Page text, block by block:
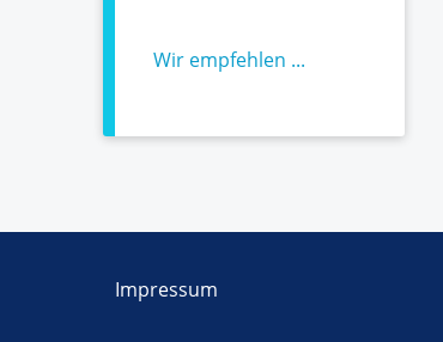
Wir empfehlen ...
Impressum